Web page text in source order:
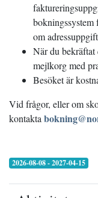
om
När du
mejlkorg med
Besöket är
Vid frågor, eller om
kontakta
2026-08-08 - 2027-04-15